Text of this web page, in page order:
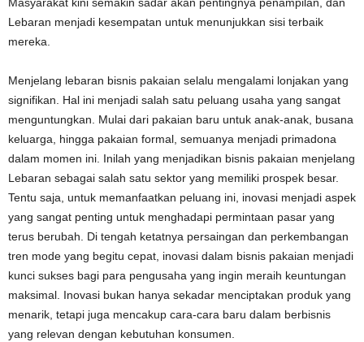
Lebaran menjadi kesempatan untuk menunjukkan sisi terbaik
mereka.
Menjelang lebaran bisnis pakaian selalu mengalami lonjakan yang
signifikan. Hal ini menjadi salah satu peluang usaha yang sangat
menguntungkan. Mulai dari pakaian baru untuk anak-anak, busana
keluarga, hingga pakaian formal, semuanya menjadi primadona
dalam momen ini. Inilah yang menjadikan bisnis pakaian menjelang
Lebaran sebagai salah satu sektor yang memiliki prospek besar.
Tentu saja, untuk memanfaatkan peluang ini, inovasi menjadi aspek
yang sangat penting untuk menghadapi permintaan pasar yang
terus berubah. Di tengah ketatnya persaingan dan perkembangan
tren mode yang begitu cepat, inovasi dalam bisnis pakaian menjadi
kunci sukses bagi para pengusaha yang ingin meraih keuntungan
maksimal. Inovasi bukan hanya sekadar menciptakan produk yang
menarik, tetapi juga mencakup cara-cara baru dalam berbisnis
yang relevan dengan kebutuhan konsumen.